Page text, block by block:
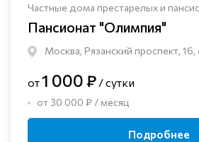
Частные дома престарелых и
Пансионат "Олимпия"
Москва, Рязанский проспект, 16,
от1 000 ₽ / сутки
от 30 000 ₽ / месяц
Подробнее